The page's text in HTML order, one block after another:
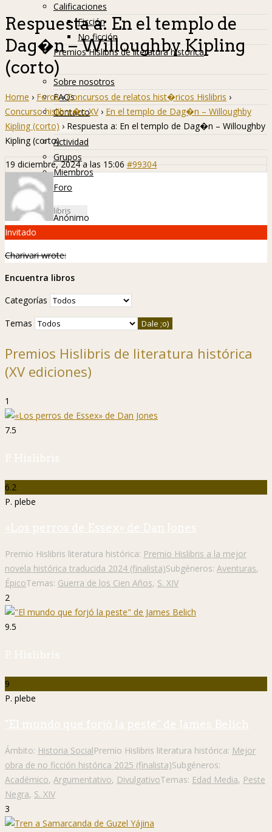
Calificaciones
Ficción
No ficción
Premios Hislibris de literatura histórica
Info
Sobre nosotros
FAQs
Contacto
Hislibreños
Actividad
Grupos
Miembros
Foro
Respuesta a: En el templo de
Dag�n – Willoughby Kipling
(corto)
Home › Foros › Concursos de relatos hist�ricos Hislibris ›
Concurso hislibre�o XV › En el templo de Dag�n – Willoughby
Kipling (corto) › Respuesta a: En el templo de Dag�n – Willoughby
Kipling (corto)
19 diciembre, 2024 a las 15:06 #99304
Anónimo
Invitado
Charivari wrote:
Encuentra libros
Categorías
Temas
Premios Hislibris de literatura histórica
(XV ediciones)
1
7.5
P. Hislibris
6.2
P. plebe
«Los perros de Essex» de Dan Jones
Premio Hislibris literatura histórica: Premio Hislibris a la mejor
novela histórica traducida 2024 (finalista)Subgéneros: Aventuras,
ÉpicoTemas: Guerra de los Cien Años, S. XIV
2
9.5
P. Hislibris
9
P. plebe
"El mundo que forjó la peste" de James Belich
Ámbito: Historia SocialPremio Hislibris literatura histórica: Mejor
obra de no ficción histórica 2025 (finalista)Subgéneros:
Académico, Argumentativo, DivulgativoTemas: Edad Media, Peste
Negra, S. XIV
3